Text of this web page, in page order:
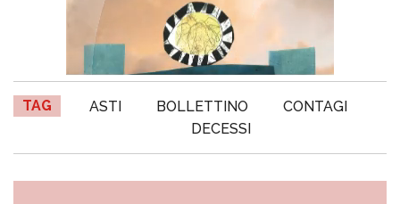
TAG ASTI BOLLETTINO
CONTAGI
DECESSI